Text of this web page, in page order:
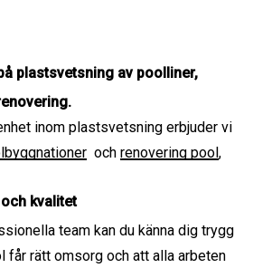
plastsvetsning av poolliner,
inom plastsvetsning erbjuder vi
ochrenovering pool,
kvalitet
team kan du känna dig trygg
får rätt omsorg och att alla arbeten